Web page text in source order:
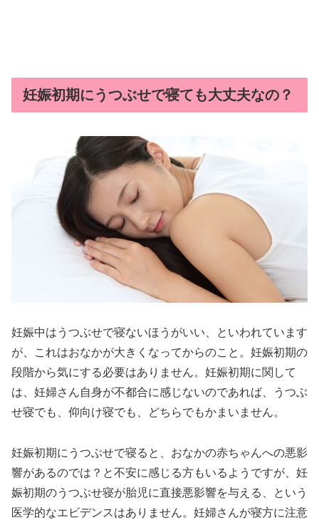
妊娠初期にうつぶせで寝ても大丈夫なの？
妊娠中はうつぶせで寝ないほうがいい、といわれています
が、これはおなかが大きくなってからのこと。妊娠初期の
段階から気にする必要はありません。妊娠初期に関して
は、妊婦さん自身が不都合に感じないのであれば、うつぶ
せ寝でも、仰向け寝でも、どちらでもかまいません。
妊娠初期にうつぶせで寝ると、おなかの赤ちゃんへの悪影
響があるのでは？と不安に感じる方もいるようですが、妊
娠初期のうつぶせ寝が胎児に直接悪影響を与える、という
医学的なエビデンスはありません。妊婦さんが寝方に注意